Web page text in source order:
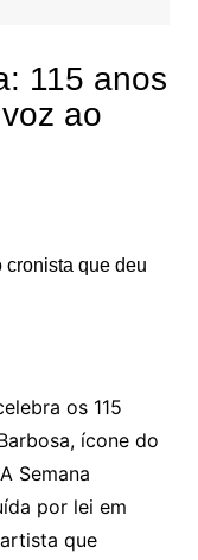
115 anos
ao
os 115
ícone do
Semana
por lei em
que